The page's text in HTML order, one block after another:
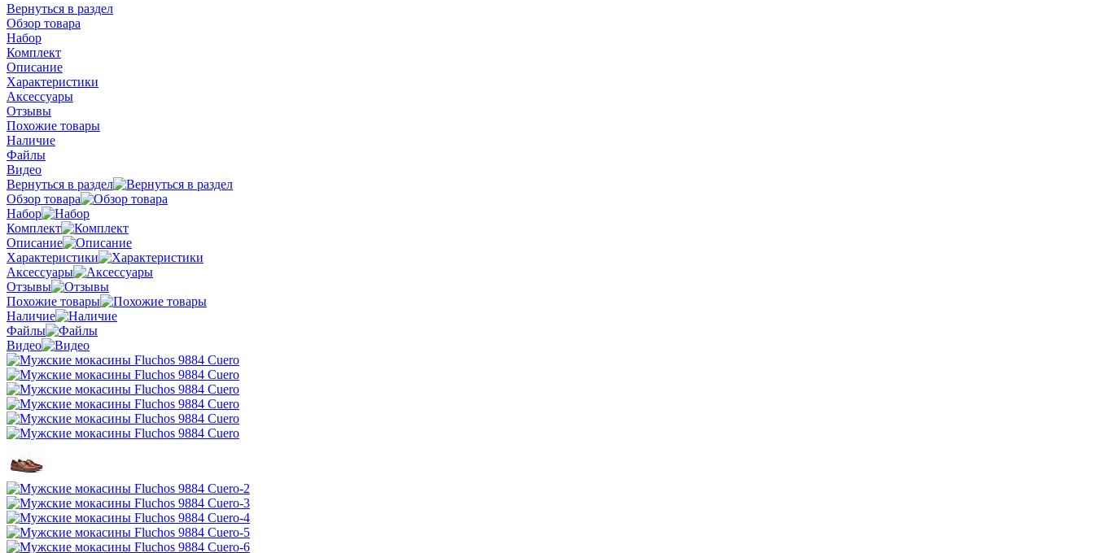
Вернуться в раздел
Обзор товара
Набор
Комплект
Описание
Характеристики
Аксессуары
Отзывы
Похожие товары
Наличие
Файлы
Видео
Вернуться в раздел
Обзор товара
Набор
Комплект
Описание
Характеристики
Аксессуары
Отзывы
Похожие товары
Наличие
Файлы
Видео